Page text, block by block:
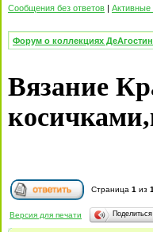
Сообщения без ответов |
Форум о коллекциях
Вязание
Страница 1 из 1
Версия для печати